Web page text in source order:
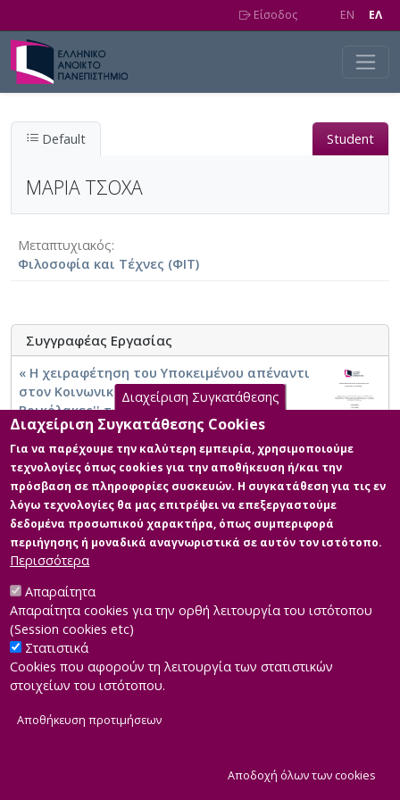
Είσοδος EN EΛ
Default Student
ΜΑΡΙΑ ΤΣΟΧΑ
Μεταπτυχιακός
Φιλοσοφία και Τέχνες (ΦΙΤ)
Συγγραφέας Εργασίας
« Η χειραφέτηση του Υποκειμένου απέναντι
στον Κοινωνικό Ντετερμινισμό: ''Οι
Βρικόλακες'' του Henrik Ibsen και ''Ο
Πατέρας'' του August Strindberg »
Developed byINTEROPTICS
Διαχείριση Συγκατάθεσης
Διαχείριση Συγκατάθεσης Cookies
Για να παρέχουμε την καλύτερη εμπειρία, χρησιμοποιούμε
τεχνολογίες όπως cookies για την αποθήκευση ή/και την
πρόσβαση σε πληροφορίες συσκευών. Η συγκατάθεση για τις εν
λόγω τεχνολογίες θα μας επιτρέψει να επεξεργαστούμε
δεδομένα προσωπικού χαρακτήρα, όπως συμπεριφορά
περιήγησης ή μοναδικά αναγνωριστικά σε αυτόν τον ιστότοπο.
Περισσότερα
Απαραίτητα
Απαραίτητα cookies για την ορθή λειτουργία του ιστότοπου
(Session cookies etc)
Στατιστικά
Cookies που αφορούν τη λειτουργία των στατιστικών
στοιχείων του ιστότοπου.
Αποθήκευση προτιμήσεων
Αποδοχή όλων των cookies